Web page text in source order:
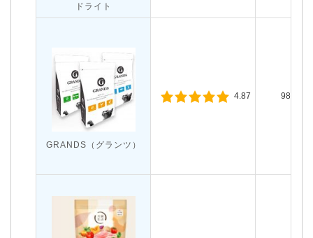
ドライト
GRANDS（グランツ）
4.87 980円〜